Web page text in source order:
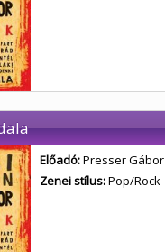
Előadó:Presser Gábor
Zenei stílus:Pop/Rock